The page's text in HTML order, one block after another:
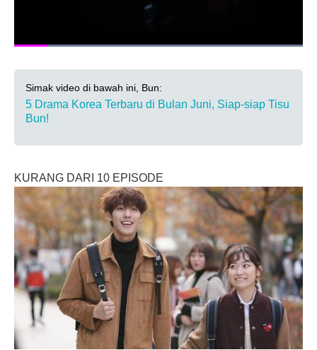
Simak video di bawah ini, Bun:
5 Drama Korea Terbaru di Bulan Juni, Siap-siap Tisu
Bun!
KURANG DARI 10 EPISODE